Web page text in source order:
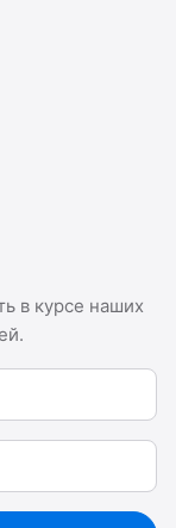
в курсе наших